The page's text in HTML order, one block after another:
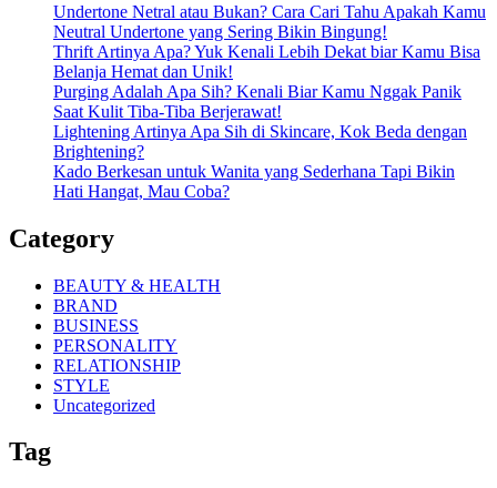
Undertone Netral atau Bukan? Cara Cari Tahu Apakah Kamu
Neutral Undertone yang Sering Bikin Bingung!
Thrift Artinya Apa? Yuk Kenali Lebih Dekat biar Kamu Bisa
Belanja Hemat dan Unik!
Purging Adalah Apa Sih? Kenali Biar Kamu Nggak Panik
Saat Kulit Tiba-Tiba Berjerawat!
Lightening Artinya Apa Sih di Skincare, Kok Beda dengan
Brightening?
Kado Berkesan untuk Wanita yang Sederhana Tapi Bikin
Hati Hangat, Mau Coba?
Category
BEAUTY & HEALTH
BRAND
BUSINESS
PERSONALITY
RELATIONSHIP
STYLE
Uncategorized
Tag